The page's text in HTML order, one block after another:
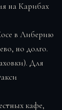
на Карибах
в Либерию
но долго.
Для
кафе,